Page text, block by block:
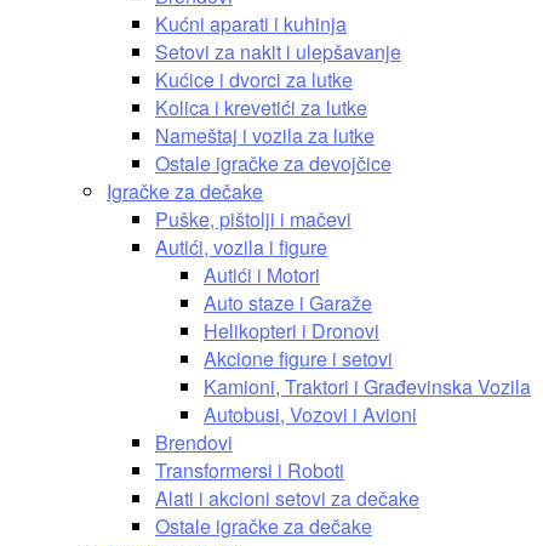
Kućni aparati i kuhinja
Setovi za nakit i ulepšavanje
Kućice i dvorci za lutke
Kolica i krevetići za lutke
Nameštaj i vozila za lutke
Ostale igračke za devojčice
Igračke za dečake
Puške, pištolji i mačevi
Autići, vozila i figure
Autići i Motori
Auto staze i Garaže
Helikopteri i Dronovi
Akcione figure i setovi
Kamioni, Traktori i Građevinska Vozila
Autobusi, Vozovi i Avioni
Brendovi
Transformersi i Roboti
Alati i akcioni setovi za dečake
Ostale igračke za dečake